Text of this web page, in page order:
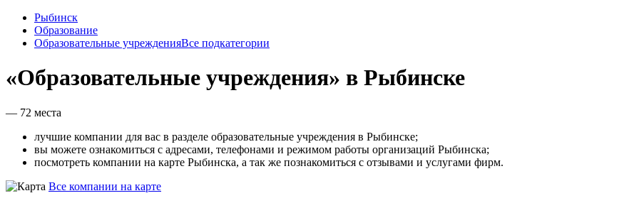
Рыбинск
Образование
Образовательные учрежденияВсе подкатегории
«Образовательные учреждения» в Рыбинске
— 72 места
лучшие компании для вас в разделе образовательные учреждения в Рыбинске;
вы можете ознакомиться с адресами, телефонами и режимом работы организаций Рыбинска;
посмотреть компании на карте Рыбинска, а так же познакомиться с отзывами и услугами фирм.
Все компании на карте